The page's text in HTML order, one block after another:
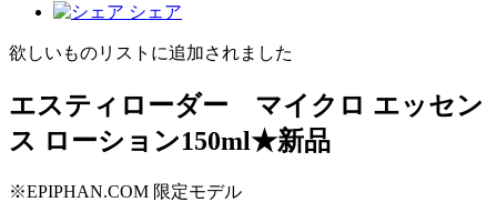
シェア
欲しいものリストに追加されました
エスティローダー マイクロ エッセン
ス ローション150ml★新品
※EPIPHAN.COM 限定モデル